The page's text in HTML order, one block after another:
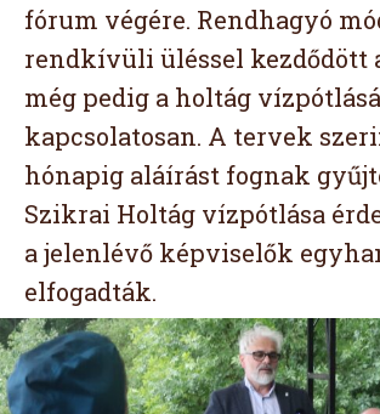
fórum végére. Rendhagyó
rendkívüli üléssel kezdődött
még pedig a holtág
kapcsolatosan. A tervek
hónapig aláírást fognak
Szikrai Holtág vízpótlása
a jelenlévő képviselők
elfogadták.